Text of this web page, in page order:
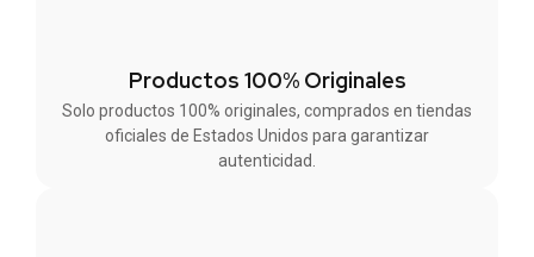
Productos 100% Originales
Solo productos 100% originales, comprados en tiendas
oficiales de Estados Unidos para garantizar
autenticidad.